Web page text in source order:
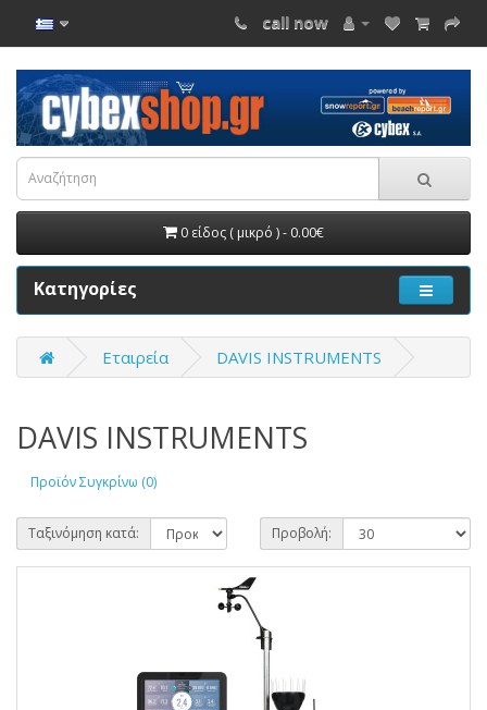
call now
0 είδος ( μικρό ) - 0.00€
Κατηγορίες
Εταιρεία DAVIS INSTRUMENTS
DAVIS INSTRUMENTS
Προϊόν Συγκρίνω (0)
Ταξινόμηση κατά: Προβολή: